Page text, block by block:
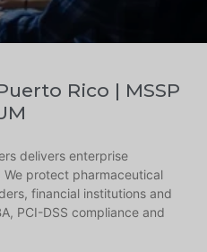
Rico | MSSP
delivers enterprise
protect pharmaceutical
financial institutions and
PCI-DSS compliance and